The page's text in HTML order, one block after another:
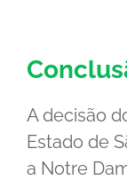
A decisão
Estado de
a Notre